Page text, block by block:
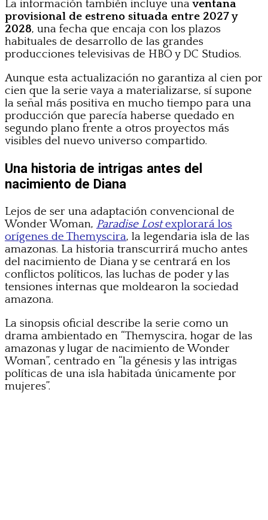
La información también incluye unaventana
provisional de estreno situada entre 2027 y
2028, una fecha que encaja con los plazos
habituales de desarrollo de las grandes
producciones televisivas de HBO y DC Studios.
Aunque esta actualización no garantiza al cien por
cien que la serie vaya a materializarse, sí supone
la señal más positiva en mucho tiempo para una
producción que parecía haberse quedado en
segundo plano frente a otros proyectos más
visibles del nuevo universo compartido.
Una historia de intrigas antes del
nacimiento de Diana
Lejos de ser una adaptación convencional de
Wonder Woman, Paradise Lostexplorará los
orígenes de Themyscira, la legendaria isla de las
amazonas. La historia transcurrirá mucho antes
del nacimiento de Diana y se centrará en los
conflictos políticos, las luchas de poder y las
tensiones internas que moldearon la sociedad
amazona.
La sinopsis oficial describe la serie como un
drama ambientado en “Themyscira, hogar de las
amazonas y lugar de nacimiento de Wonder
Woman”, centrado en “la génesis y las intrigas
políticas de una isla habitada únicamente por
mujeres”.